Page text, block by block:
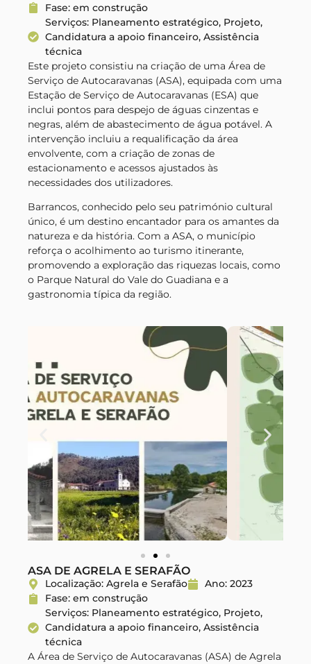
Fase: em construção
Serviços: Planeamento estratégico, Projeto,
Candidatura a apoio financeiro, Assistência
técnica
Este projeto consistiu na criação de uma Área de
Serviço de Autocaravanas (ASA), equipada com uma
Estação de Serviço de Autocaravanas (ESA) que
inclui pontos para despejo de águas cinzentas e
negras, além de abastecimento de água potável. A
intervenção incluiu a requalificação da área
envolvente, com a criação de zonas de
estacionamento e acessos ajustados às
necessidades dos utilizadores.
Barrancos, conhecido pelo seu património cultural
único, é um destino encantador para os amantes da
natureza e da história. Com a ASA, o município
reforça o acolhimento ao turismo itinerante,
promovendo a exploração das riquezas locais, como
o Parque Natural do Vale do Guadiana e a
gastronomia típica da região.
ASA DE AGRELA E SERAFÃO
Localização: Agrela e Serafão
Ano: 2023
Fase: em construção
Serviços: Planeamento estratégico, Projeto,
Candidatura a apoio financeiro, Assistência
técnica
A Área de Serviço de Autocaravanas (ASA) de Agrela